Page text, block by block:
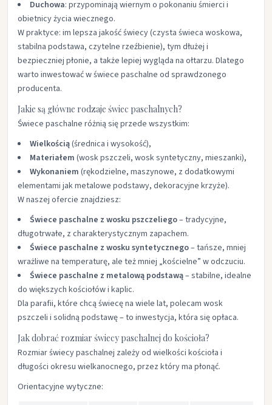
Duchowa: przypominają wiernym o pokonaniu śmierci i
obietnicy życia wiecznego.
W praktyce: im lepsza jakość świecy (czysta świeca woskowa,
stabilna podstawa, czytelne rzeźbienie), tym dłużej i
bezpieczniej płonie, a także lepiej wygląda na ołtarzu. Dlatego
warto inwestować w świece paschalne od sprawdzonego
producenta.
Jakie są główne rodzaje świec paschalnych?
Świece paschalne różnią się przede wszystkim:
Wielkością(średnica i wysokość),
Materiałem (wosk pszczeli, wosk syntetyczny, mieszanki),
Wykonaniem (rękodzielne, maszynowe, z dodatkowymi
elementami jak metalowe podstawy, dekoracyjne krzyże).
W naszej ofercie znajdziesz:
Świece paschalne z wosku pszczeliego– tradycyjne,
długotrwałe, z charakterystycznym zapachem.
Świece paschalne z wosku syntetycznego– tańsze, mniej
wrażliwe na temperaturę, ale też mniej „kościelne” w odczuciu.
Świece paschalne z metalową podstawą– stabilne, idealne
do większych kościołów i kaplic.
Dla parafii, które chcą świecę na wiele lat, polecam wosk
pszczeli i solidną podstawę – to inwestycja, która się opłaca.
Jak dobrać rozmiar świecy paschalnej do kościoła?
Rozmiar świecy paschalnej zależy od wielkości kościoła i
długości okresu wielkanocnego, przez który ma płonąć.
Orientacyjne wytyczne: